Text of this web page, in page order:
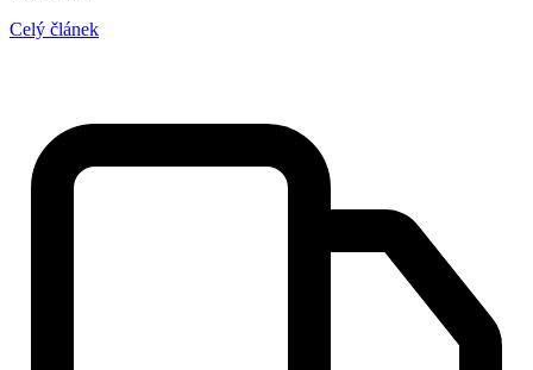
Celý článek